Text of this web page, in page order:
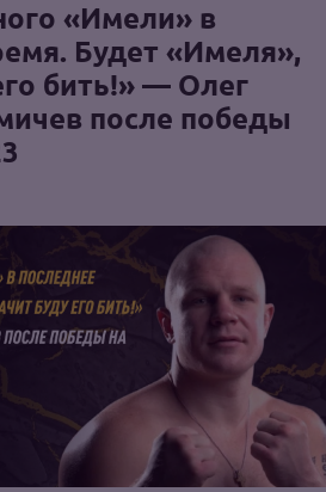
«Имели» в
Будет «Имеля»,
бить!» — Олег
после победы